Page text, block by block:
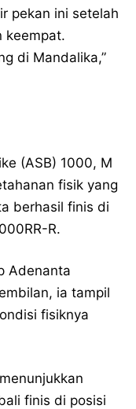
pekan ini setelah
keempat.
di Mandalika,”
(ASB) 1000, M
fisik yang
berhasil finis di
R.
Adenanta
ia tampil
fisiknya
finis di posisi